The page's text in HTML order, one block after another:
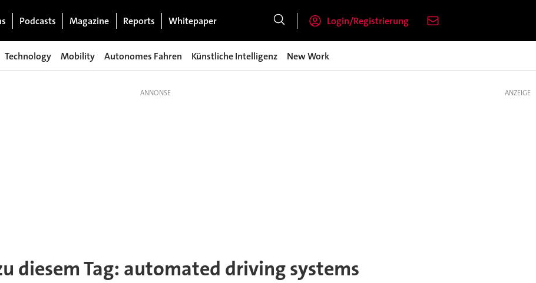
Podcasts Magazine Reports Whitepaper Login/Registrierung
Technology Mobility Autonomes Fahren Künstliche Intelligenz New Work
diesem Tag: automated driving systems
ANZEIGE